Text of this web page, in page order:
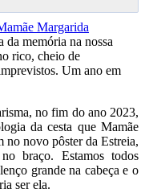
da memória na nossa
rico, cheio de
Um ano em
no fim do ano 2023,
da cesta que Mamãe
no novo pôster da Estreia,
braço. Estamos todos
grande na cabeça e o
ser ela.